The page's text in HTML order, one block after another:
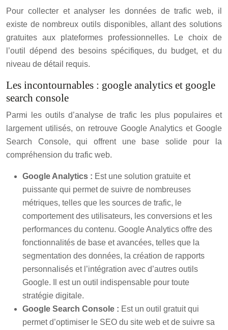
Pour collecter et analyser les données de trafic web, il
existe de nombreux outils disponibles, allant des solutions
gratuites aux plateformes professionnelles. Le choix de
l’outil dépend des besoins spécifiques, du budget, et du
niveau de détail requis.
Les incontournables : google analytics et google
search console
Parmi les outils d’analyse de trafic les plus populaires et
largement utilisés, on retrouve Google Analytics et Google
Search Console, qui offrent une base solide pour la
compréhension du trafic web.
Google Analytics : Est une solution gratuite et
puissante qui permet de suivre de nombreuses
métriques, telles que les sources de trafic, le
comportement des utilisateurs, les conversions et les
performances du contenu. Google Analytics offre des
fonctionnalités de base et avancées, telles que la
segmentation des données, la création de rapports
personnalisés et l’intégration avec d’autres outils
Google. Il est un outil indispensable pour toute
stratégie digitale.
Google Search Console : Est un outil gratuit qui
permet d’optimiser le SEO du site web et de suivre sa